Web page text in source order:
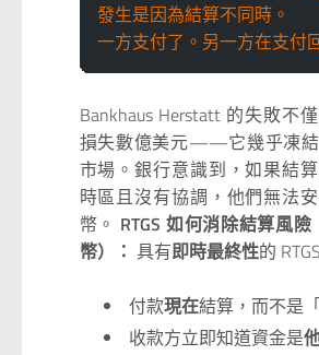
發生是因為結算不同時。
一方支付了。另一方在支付
Bankhaus Herstatt 的失敗不
損失數億美元——它幾乎凍
市場。銀行意識到，如果結
時區且沒有協調，他們無法
幣。 RTGS 如何消除結算風
幣）： 具有即時最終性的
付款現在結算，而不是
收款方立即知道資金是